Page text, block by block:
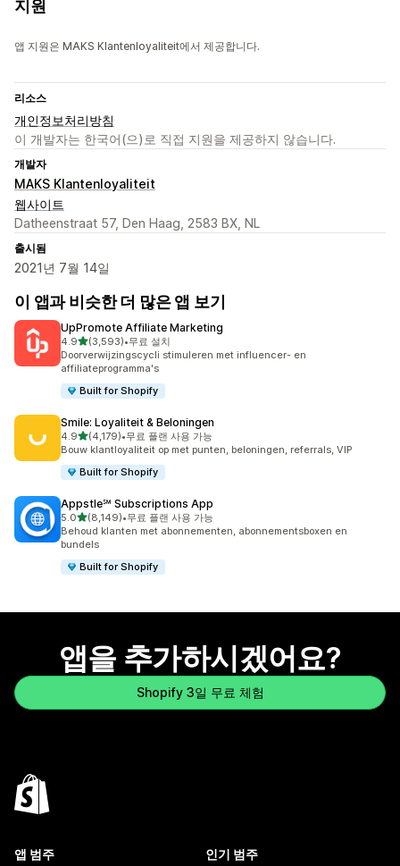
지원
앱 지원은 MAKS Klantenloyaliteit에서 제공합니다.
리소스
개인정보처리방침
이 개발자는 한국어(으)로 직접 지원을 제공하지 않습니다.
개발자
MAKS Klantenloyaliteit
웹사이트
Datheenstraat 57, Den Haag, 2583 BX, NL
출시됨
2021년 7월 14일
이 앱과 비슷한 더 많은 앱 보기
UpPromote Affiliate Marketing
4.9별 5개 중
(3,593)
총 리뷰 3593개
•무료 설치
Doorverwijzingscycli stimuleren met influencer- en
affiliateprogramma's
Built for Shopify
Smile: Loyaliteit & Beloningen
4.9별 5개 중
(4,179)
총 리뷰 4179개
•무료 플랜 사용 가능
Bouw klantloyaliteit op met punten, beloningen, referrals, VIP
Built for Shopify
Appstle℠ Subscriptions App
5.0별 5개 중
(8,149)
총 리뷰 8149개
•무료 플랜 사용 가능
Behoud klanten met abonnementen, abonnementsboxen en
bundels
Built for Shopify
앱을 추가하시겠어요?
Shopify 3일 무료 체험
앱 범주 인기 범주